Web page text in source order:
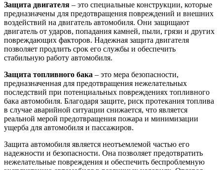
Защита двигателя – это специальные конструкции, которые
предназначены для предотвращения повреждений и внешних
воздействий на двигатель автомобиля. Они защищают
двигатель от ударов, попадания камней, пыли, грязи и других
повреждающих факторов. Надежная защита двигателя
позволяет продлить срок его службы и обеспечить
стабильную работу автомобиля.
Защита топливного бака – это мера безопасности,
предназначенная для предотвращения нежелательных
последствий при потенциальных повреждениях топливного
бака автомобиля. Благодаря защите, риск протекания топлива
в случае аварийной ситуации снижается, что является
реальной мерой предотвращения пожара и минимизации
ущерба для автомобиля и пассажиров.
Защита автомобиля является неотъемлемой частью его
надежности и безопасности. Она позволяет предотвратить
нежелательные повреждения и обеспечить беспроблемную